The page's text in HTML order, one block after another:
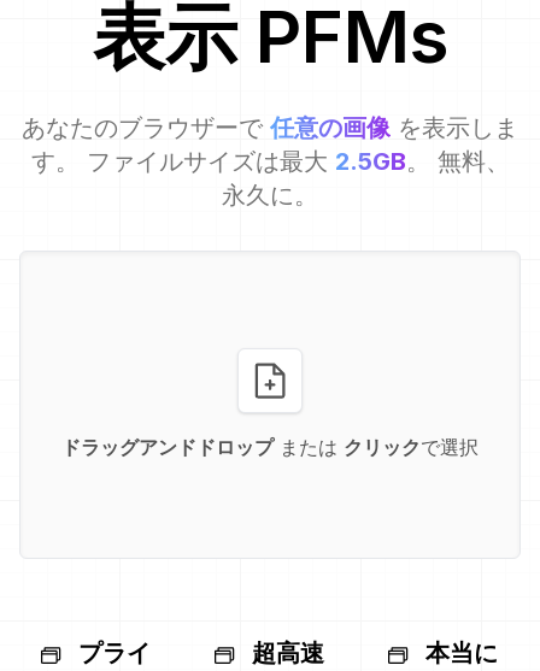
表示 PFMs
あなたのブラウザーで 任意の画像 を表示しま
す。 ファイルサイズは最大 2.5GB。 無料、
永久に。
ドラッグアンドドロップ または クリックで選択
プライ
超高速
本当に